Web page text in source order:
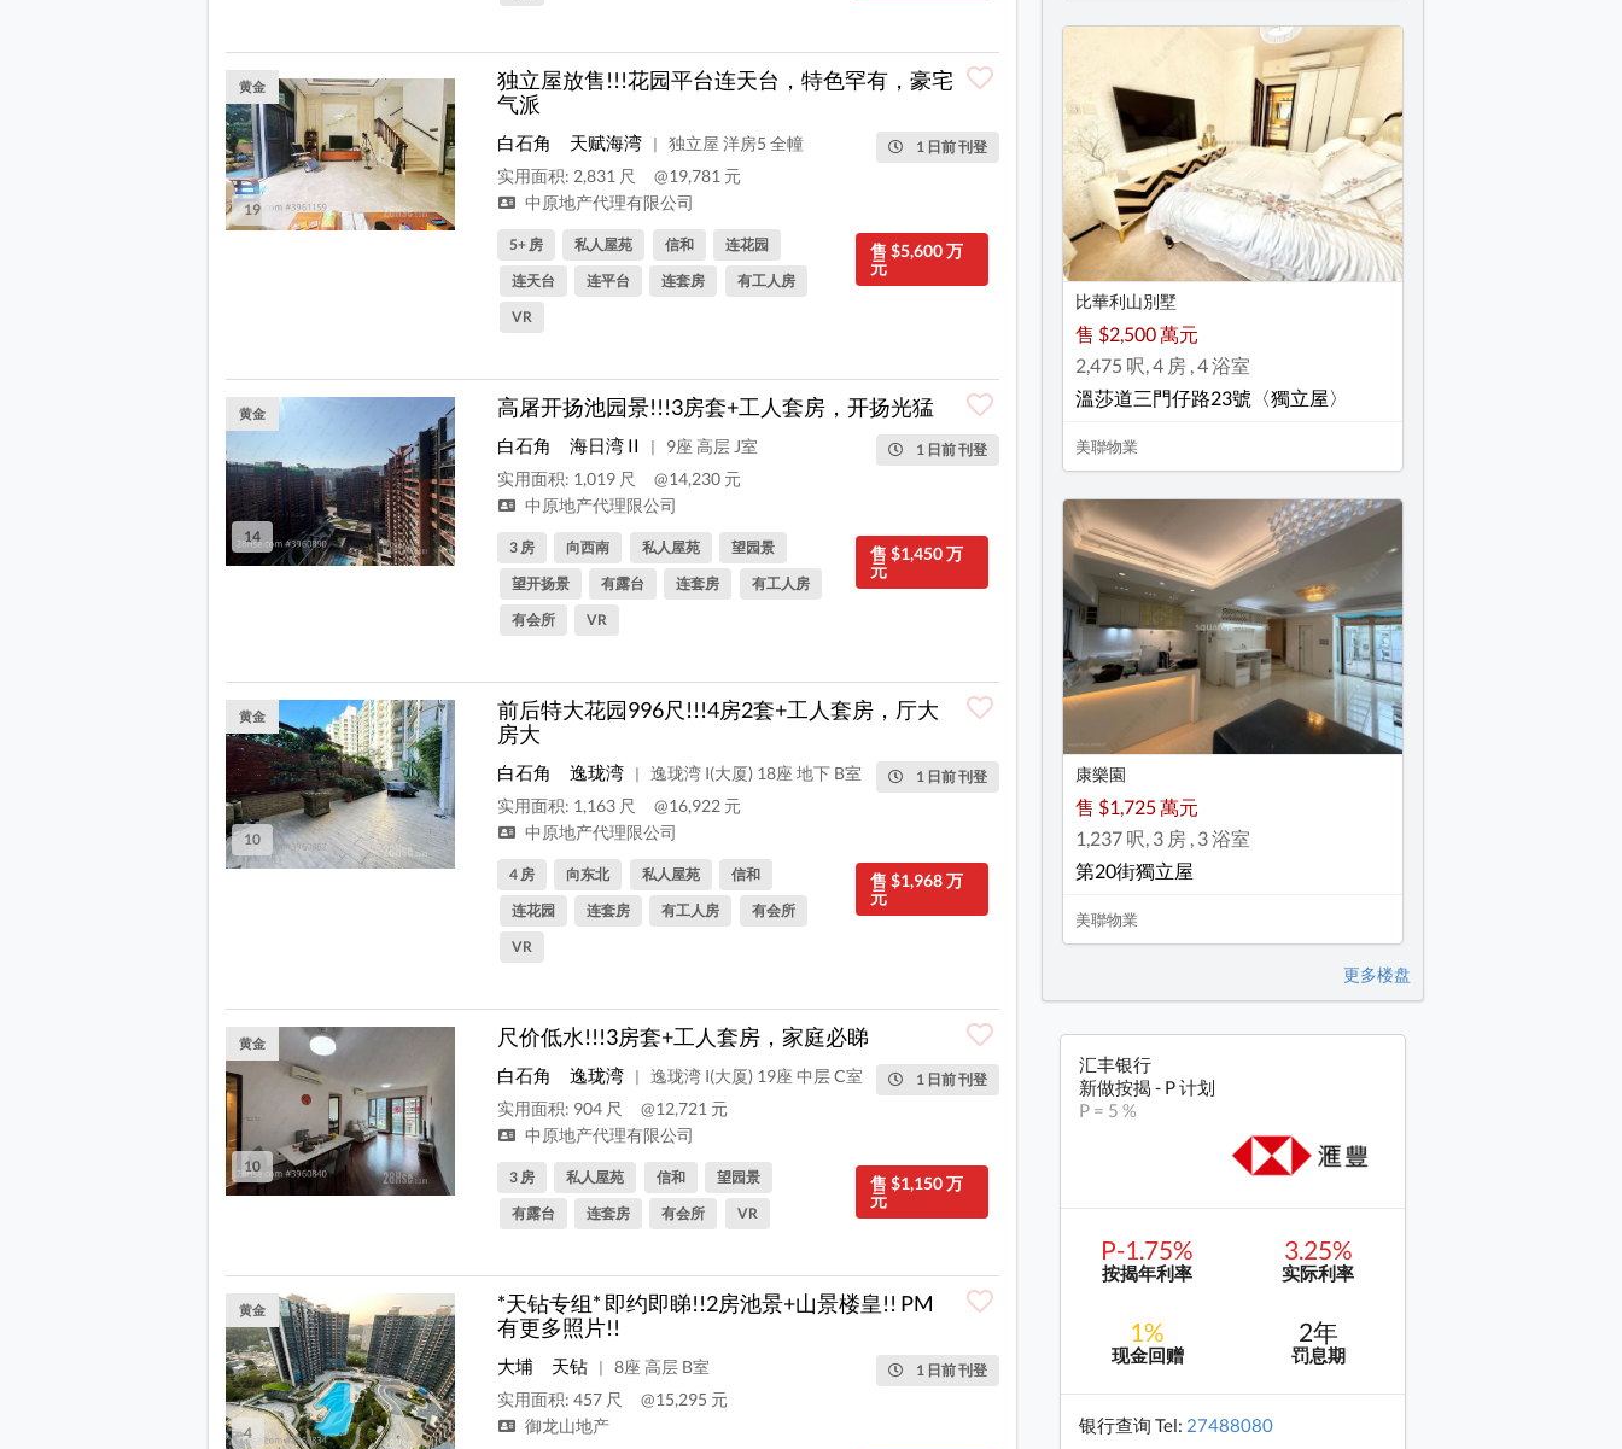
19
黄金
独立屋放售!!!花园平台连天台，特色罕有，豪宅
气派
1 日前 刊登
白石角 天赋海湾 |
独立屋 洋房5 全幢
实用面积: 2,831 尺
@19,781 元
中原地产代理有限公司
售 $5,600 万
元
5+ 房 私人屋苑 信和
连花园
连天台
连平台 连套房
有工人房
VR
14
黄金 高屠开扬池园景!!!3房套+工人套房，开扬光猛
1 日前 刊登
白石角 海日湾 II |
9座 高层 J室
实用面积: 1,019 尺
@14,230 元
中原地产代理限公司
售 $1,450 万
元
3 房 向西南 私人屋苑
望园景
望开扬景
有露台 连套房
有工人房
有会所
VR
10
黄金
前后特大花园996尺!!!4房2套+工人套房，厅大
房大
1 日前 刊登
白石角 逸珑湾 |
逸珑湾 I(大厦) 18座 地下 B室
实用面积: 1,163 尺
@16,922 元
中原地产代理限公司
售 $1,968 万
元
4 房 向东北 私人屋苑
信和
连花园
连套房 有工人房
有会所
VR
10
黄金 尺价低水!!!3房套+工人套房，家庭必睇
1 日前 刊登
白石角 逸珑湾 |
逸珑湾 I(大厦) 19座 中层 C室
实用面积: 904 尺
@12,721 元
中原地产代理有限公司
售 $1,150 万
元
3 房 私人屋苑 信和
望园景
有露台
连套房 有会所 VR
4
黄金
*天钻专组* 即约即睇!!2房池景+山景楼皇!! PM
有更多照片!!
1 日前 刊登
大埔 天钻 |
8座 高层 B室
实用面积: 457 尺
@15,295 元
御龙山地产
比華利山別墅
售 $2,500 萬元
2,475 呎, 4 房 , 4 浴室
溫莎道三門仔路23號〈獨立屋〉
美聯物業
康樂園
售 $1,725 萬元
1,237 呎, 3 房 , 3 浴室
第20街獨立屋
美聯物業
更多楼盘
汇丰银行
新做按揭 - P 计划
P = 5 %
P-1.75%
按揭年利率
3.25%
实际利率
1%
现金回赠
2年
罚息期
银行查询 Tel: 27488080